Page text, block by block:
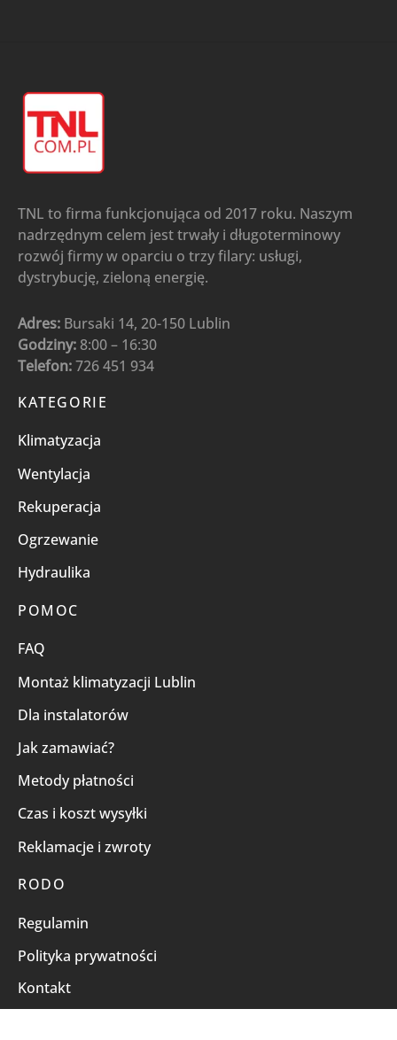
TNL to firma funkcjonująca od 2017 roku. Naszym
nadrzędnym celem jest trwały i długoterminowy
rozwój firmy w oparciu o trzy filary: usługi,
dystrybucję, zieloną energię.
Adres: Bursaki 14, 20-150 Lublin
Godziny: 8:00 – 16:30
Telefon:726 451 934
KATEGORIE
Klimatyzacja
Wentylacja
Rekuperacja
Ogrzewanie
Hydraulika
POMOC
FAQ
Montaż klimatyzacji Lublin
Dla instalatorów
Jak zamawiać?
Metody płatności
Czas i koszt wysyłki
Reklamacje i zwroty
RODO
Regulamin
Polityka prywatności
Kontakt